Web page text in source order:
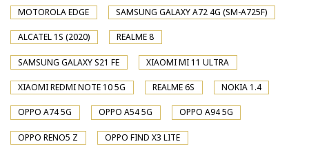
MOTOROLA EDGE SAMSUNG GALAXY A72 4G (SM-A725F)
ALCATEL 1S (2020) REALME 8
SAMSUNG GALAXY S21 FE XIAOMI MI 11 ULTRA
XIAOMI REDMI NOTE 10 5G REALME 6S NOKIA 1.4
OPPO A74 5G OPPO A54 5G OPPO A94 5G
OPPO RENO5 Z OPPO FIND X3 LITE